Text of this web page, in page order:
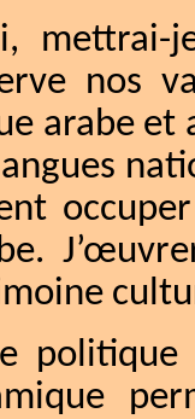
nos
arabe et
politique